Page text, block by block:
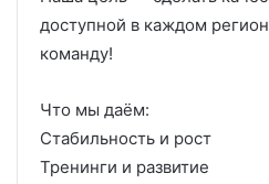
доступной в каждом
команду!
Что мы даём:
Стабильность и рост
Тренинги и развитие